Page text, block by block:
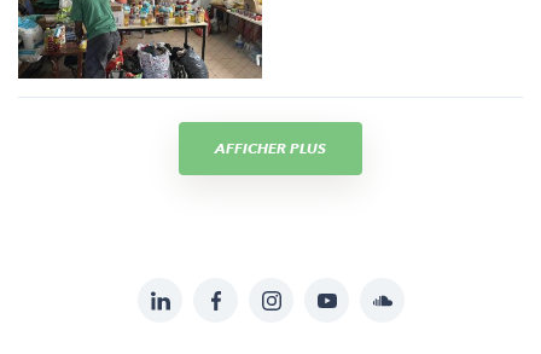
AFFICHER PLUS
LinkedInFacebookInstagramYouTubeSoundcloud